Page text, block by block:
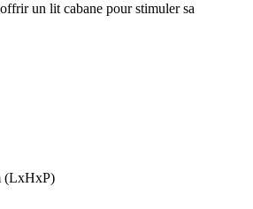
un lit cabane pour stimuler sa
(LxHxP)